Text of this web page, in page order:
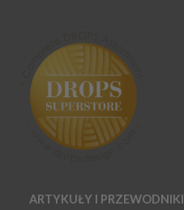
ARTYKUŁY I PRZEWODNIKI